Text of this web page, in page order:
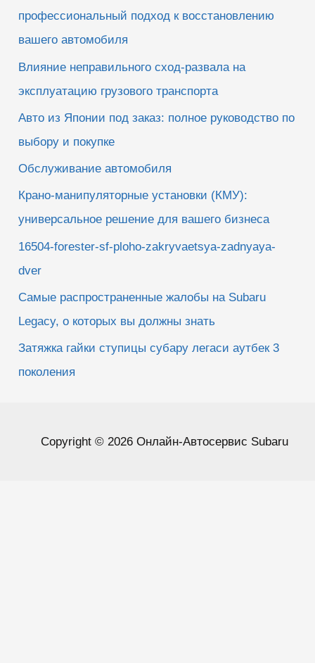
профессиональный подход к восстановлению
вашего автомобиля
Влияние неправильного сход-развала на
эксплуатацию грузового транспорта
Авто из Японии под заказ: полное руководство по
выбору и покупке
Обслуживание автомобиля
Крано-манипуляторные установки (КМУ):
универсальное решение для вашего бизнеса
16504-forester-sf-ploho-zakryvaetsya-zadnyaya-
dver
Самые распространенные жалобы на Subaru
Legacy, о которых вы должны знать
Затяжка гайки ступицы субару легаси аутбек 3
поколения
Copyright © 2026 Онлайн-Автосервис Subaru